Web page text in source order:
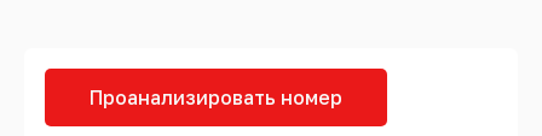
Проанализировать номер